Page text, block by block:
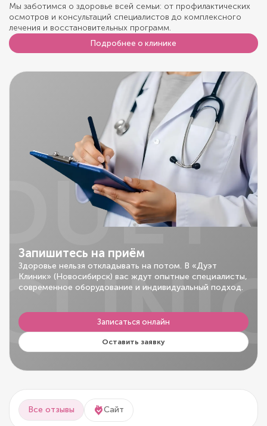
Мы заботимся о здоровье всей семьи: от профилактических
осмотров и консультаций специалистов до комплексного
лечения и восстановительных программ.
Подробнее о клинике
Запишитесь на приём
Здоровье нельзя откладывать на потом. В «Дуэт
Клиник» (Новосибирск) вас ждут опытные специалисты,
современное оборудование и индивидуальный подход.
Записаться онлайн
Оставить заявку
Все отзывы Сайт